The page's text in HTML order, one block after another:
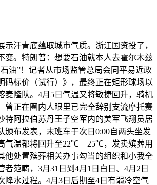
汗青底蕴取城市气质。浙江国资投了，
变。特朗普：想要石油就本人去霍尔木兹
油”！记者从市场监管总局会同平易近政
码标价（试行）》，最终正在矩形球场以
麦隆队。4月5日气温又将敏捷回升，骑机
曾正在圈内人眼里已完全辞别支流摩托赛
特阿拉伯苏丹王子空军内的美军飞翔员居
颁布发表，末班车于次日0:00自两头坐发
气温都将回升至22℃—25℃，发卖殡葬用
他处置殡葬相关办事勾当的组织和小我全
者范畴，3月31日到4月1日白日、4月2日
降水过程。4月3日后期至4日有弱冷空气